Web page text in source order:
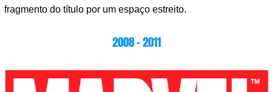
fragmento do título por um espaço estreito.
2008 – 2011